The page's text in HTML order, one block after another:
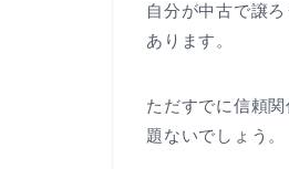
自分が中古で譲
あります。
ただすでに信頼
題ないでしょう。